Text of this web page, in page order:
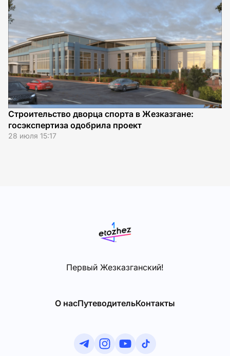
Строительство дворца спорта в Жезказгане:
госэкспертиза одобрила проект
28 июля 15:17
Первый Жезказганский!
О насПутеводительКонтакты